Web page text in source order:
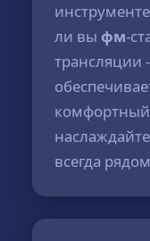
ли вы фм-
трансляции -
всегда